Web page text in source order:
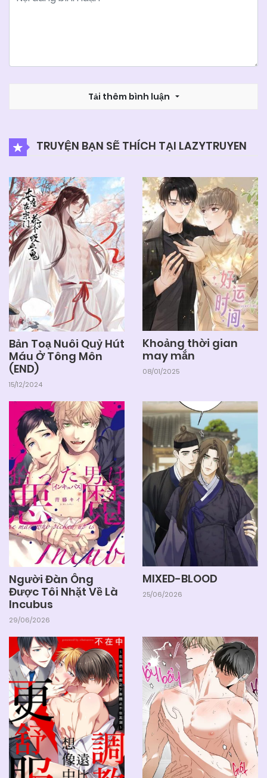
Tải thêm bình luận
TRUYỆN BẠN SẼ THÍCH TẠI LAZYTRUYEN
Bản Toạ Nuôi Quỷ Hút
Máu Ở Tông Môn
(END)
15/12/2024
Khoảng thời gian
may mắn
08/01/2025
Người Đàn Ông
Được Tôi Nhặt Về Là
Incubus
29/06/2026
MIXED-BLOOD
25/06/2026